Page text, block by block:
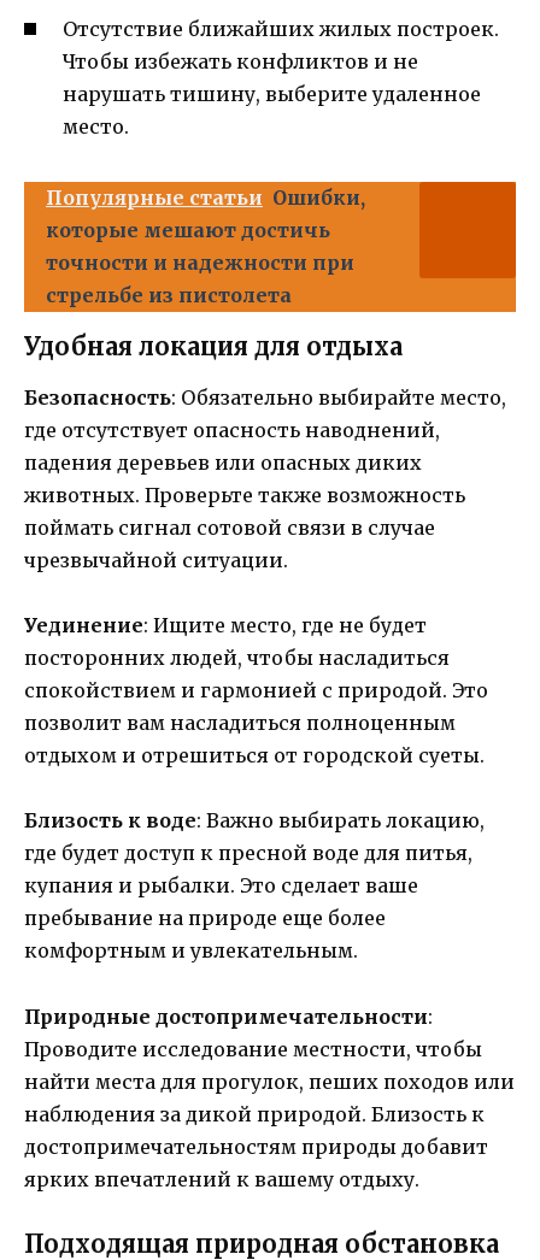
Отсутствие ближайших жилых построек.
Чтобы избежать конфликтов и не
нарушать тишину, выберите удаленное
место.
Популярные статьи Ошибки,
которые мешают достичь
точности и надежности при
стрельбе из пистолета
Удобная локация для отдыха
Безопасность: Обязательно выбирайте место,
где отсутствует опасность наводнений,
падения деревьев или опасных диких
животных. Проверьте также возможность
поймать сигнал сотовой связи в случае
чрезвычайной ситуации.
Уединение: Ищите место, где не будет
посторонних людей, чтобы насладиться
спокойствием и гармонией с природой. Это
позволит вам насладиться полноценным
отдыхом и отрешиться от городской суеты.
Близость к воде: Важно выбирать локацию,
где будет доступ к пресной воде для питья,
купания и рыбалки. Это сделает ваше
пребывание на природе еще более
комфортным и увлекательным.
Природные достопримечательности:
Проводите исследование местности, чтобы
найти места для прогулок, пеших походов или
наблюдения за дикой природой. Близость к
достопримечательностям природы добавит
ярких впечатлений к вашему отдыху.
Подходящая природная обстановка